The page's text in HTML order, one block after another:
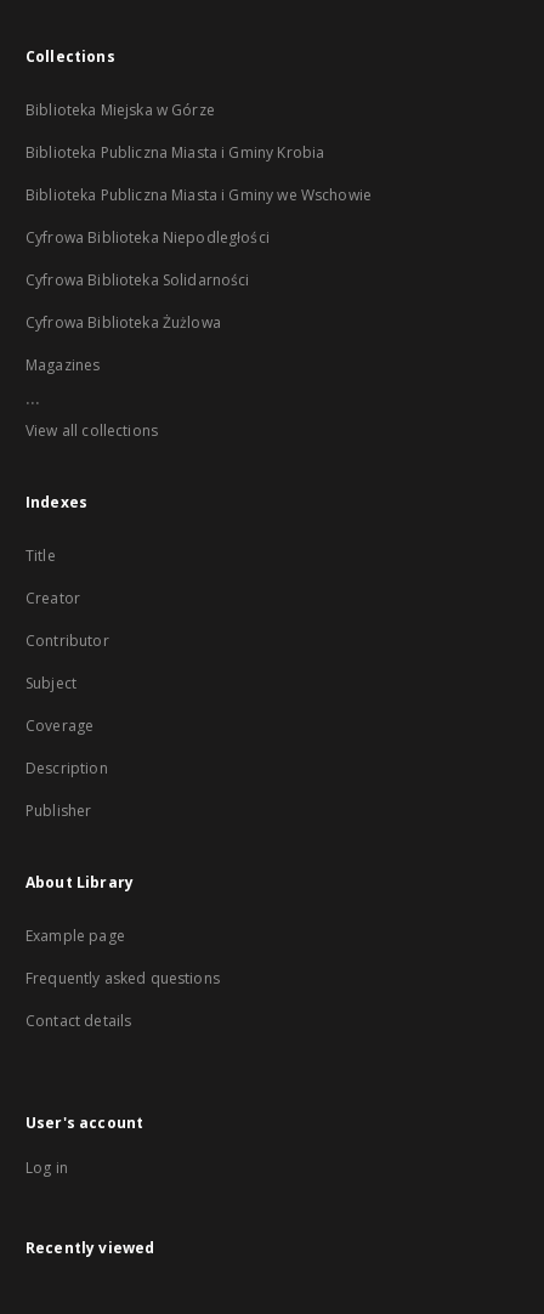
Collections
Biblioteka Miejska w Górze
Biblioteka Publiczna Miasta i Gminy Krobia
Biblioteka Publiczna Miasta i Gminy we Wschowie
Cyfrowa Biblioteka Niepodległości
Cyfrowa Biblioteka Solidarności
Cyfrowa Biblioteka Żużlowa
Magazines
...
View all collections
Indexes
Title
Creator
Contributor
Subject
Coverage
Description
Publisher
About Library
Example page
Frequently asked questions
Contact details
User's account
Log in
Recently viewed